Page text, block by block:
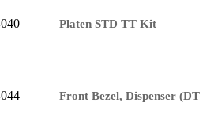
Platen STD TT Kit
Front Bezel, Dispenser (DT)